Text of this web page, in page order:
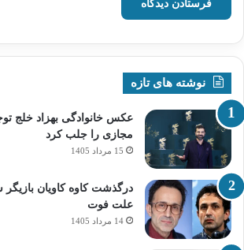
نوشته های تازه
عکس خانوادگی بهزاد خلج
مجازی را جلب کرد
15 مرداد 1405
درگذشت کاوه کاویان بازیگر
علت فوت
14 مرداد 1405